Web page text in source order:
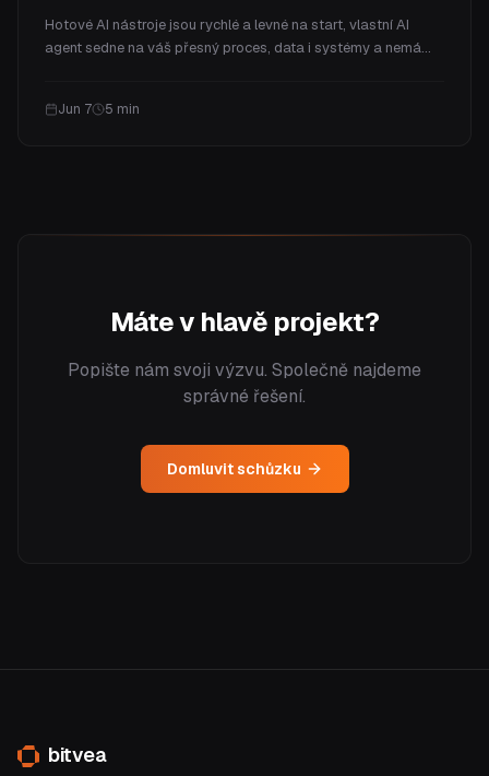
Hotové AI nástroje jsou rychlé a levné na start, vlastní AI
agent sedne na váš přesný proces, data i systémy a nemá
firem měla zvolit.
Jun 7 5 min
Máte v hlavě projekt?
Popište nám svoji výzvu. Společně najdeme
správné řešení.
Domluvit schůzku
bitvea